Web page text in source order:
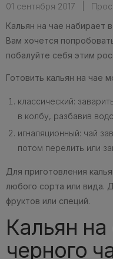
01 сентября 2017
Кальян на чае набирает
Вам хочется
побалуйте себя этим
Готовить кальян на чае
классический:
в колбу, разбавив
игналяционный: чай
потом перелить или
Для приготовления
любого сорта или вида.
фруктов или специй.
Кальян
черного